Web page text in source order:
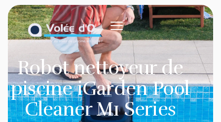
Robot nettoyeur de
piscine iGarden Pool
Cleaner M1 Series